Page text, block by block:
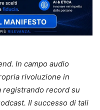
In campo audio
rivoluzione in
registrando record su
Il successo di tali